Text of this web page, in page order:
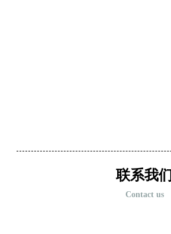
联系我们
Contact us